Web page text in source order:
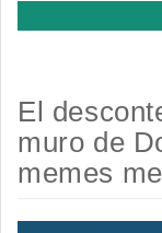
El
muro de
memes